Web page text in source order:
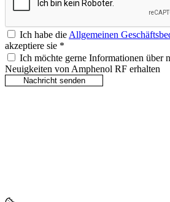
Ich habe dieAllgemeinen
akzeptiere sie *
Ich möchte gerne Informationen über
Neuigkeiten von Amphenol RF erhalten